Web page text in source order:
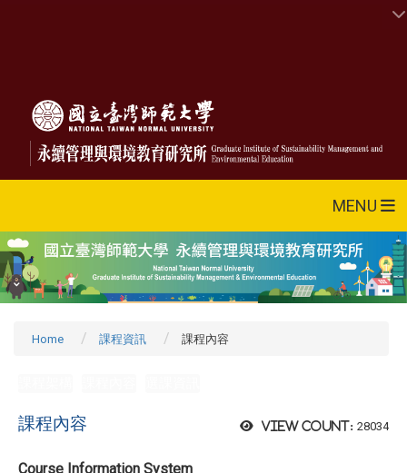
MENU
Home 課程資訊 課程內容
View count: 28034
課程內容
Course Information System